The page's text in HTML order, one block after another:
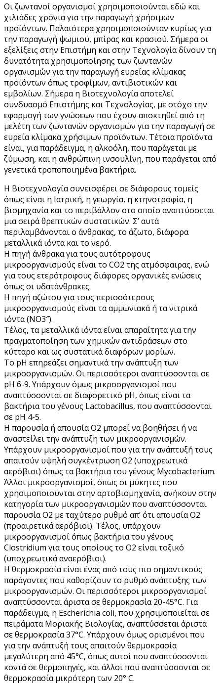
Οι ζωντανοί οργανισμοί χρησιμοποιούνται εδώ και
χιλιάδες χρόνια για την παραγωγή χρήσιμων
προϊόντων. Παλαιότερα χρησιμοποιούνταν κυρίως για
την παραγωγή ψωμιού, μπίρας και κρασιού. Σήμερα οι
εξελίξεις στην Επιστήμη και στην Τεχνολογία δίνουν τη
δυνατότητα χρησιμοποίησης των ζωντανών
οργανισμών για την παραγωγή ευρείας κλίμακας
προϊόντων όπως τροφίμων, αντιβιοτικών και
εμβολίων. Σήμερα η Βιοτεχνολογία αποτελεί
συνδυασμό Επιστήμης και Τεχνολογίας, με στόχο την
εφαρμογή των γνώσεων που έχουν αποκτηθεί από τη
μελέτη των ζωντανών οργανισμών για την παραγωγή σε
ευρεία κλίμακα χρήσιμων προϊόντων. Τέτοια προϊόντα
είναι, για παράδειγμα, η αλκοόλη, που παράγεται με
ζύμωση, και η ανθρώπινη ινσουλίνη, που παράγεται από
γενετικά τροποποιημένα βακτήρια.
Η Βιοτεχνολογία συνεισφέρει σε διάφορους τομείς
όπως είναι η Ιατρική, η γεωργία, η κτηνοτροφία, η
βιομηχανία και τo περιβάλλον στο οποίο αναπτύσσεται
μια σειρά θρεπτικών συστατικών. Σ’ αυτά
περιλαμβάνονται ο άνθρακας, το άζωτο, διάφορα
μεταλλικά ιόντα και το νερό.
Η πηγή άνθρακα για τους αυτότροφους
μικροοργανισμούς είναι το CΟ2 της ατμόσφαιρας, ενώ
για τους ετερότροφους διάφορες οργανικές ενώσεις
όπως οι υδατάνθρακες.
Η πηγή αζώτου για τους περισσότερους
μικροοργανισμούς είναι τα αμμωνιακά ή τα νιτρικά
ιόντα (ΝΟ3″).
Τέλος, τα μεταλλικά ιόντα είναι απαραίτητα για την
πραγματοποίηση των χημικών αντιδράσεων στο
κύτταρο και ως συστατικά διαφόρων μορίων.
Το pH επηρεάζει σημαντικά την ανάπτυξη των
μικροοργανισμών. Οι περισσότεροι αναπτύσσονται σε
pH 6-9. Υπάρχουν όμως μικροοργανισμοί που
αναπτύσσονται σε διαφορετικό pH, όπως είναι τα
βακτήρια του γένους Lactobacillus, που αναπτύσσονται
σε pH 4-5.
Η παρουσία ή απουσία Ο2 μπορεί να βοηθήσει ή να
αναστείλει την ανάπτυξη των μικροοργανισμών.
Υπάρχουν μικροοργανισμοί που για την ανάπτυξή τους
απαιτούν υψηλή συγκέντρωση Ο2 (υποχρεωτικά
αερόβιοι) όπως τα βακτήρια του γένους Mycobacterium.
Άλλοι μικροοργανισμοί, όπως οι μύκητες που
χρησιμοποιούνται στην αρτοβιομηχανία, ανήκουν στην
κατηγορία των μικροοργανισμών που αναπτύσσονται
παρουσία Ο2 με ταχύτερο ρυθμό απ’ ότι απουσία Ο2
(προαιρετικά αερόβιοι). Τέλος, υπάρχουν
μικροοργανισμοί όπως βακτήρια του γένους
Clostridium για τους οποίους το Ο2 είναι τοξικό
(υποχρεωτικά αναερόβιοι).
Η θερμοκρασία είναι ένας από τους πιο σημαντικούς
παράγοντες που καθορίζουν το ρυθμό ανάπτυξης των
μικροοργανισμών. Οι περισσότεροι μικροοργανισμοί
αναπτύσσονται άριστα σε θερμοκρασία 20-45°C. Για
παράδειγμα, η Escherichia coli, που χρησιμοποιείται σε
πειράματα Μοριακής Βιολογίας, αναπτύσσεται άριστα
σε θερμοκρασία 37°C. Υπάρχουν όμως ορισμένοι που
για την ανάπτυξή τους απαιτούν θερμοκρασία
μεγαλύτερη από 45°C, όπως αυτοί που αναπτύσσονται
κοντά σε θερμοπηγές, και άλλοι που αναπτύσσονται σε
θερμοκρασία μικρότερη των 20° C.